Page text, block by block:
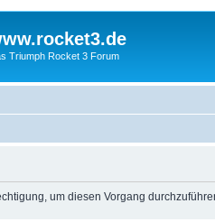
Triumph Rocket 3 Forum
um diesen Vorgang